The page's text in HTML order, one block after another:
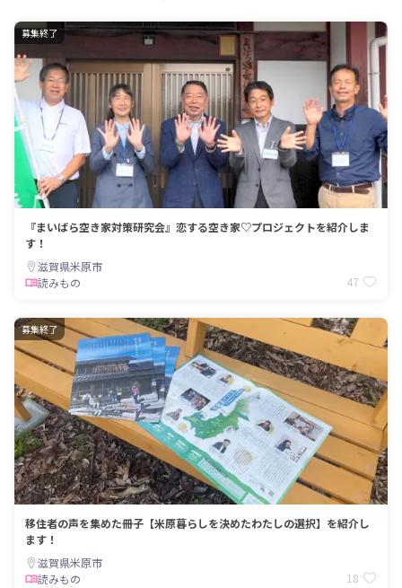
募集終了
『まいばら空き家対策研究会』恋する空き家♡プロジェクトを紹介しま
す！
滋賀県米原市
読みもの
47
募集終了
移住者の声を集めた冊子【米原暮らしを決めたわたしの選択】を紹介し
ます！
滋賀県米原市
読みもの
18